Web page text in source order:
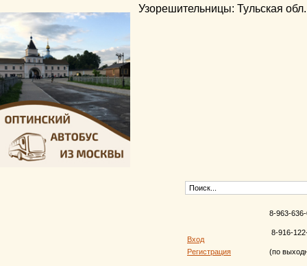
Узорешительницы: Тульская
Вход
Регистрация
8-963-
8-916-
(по